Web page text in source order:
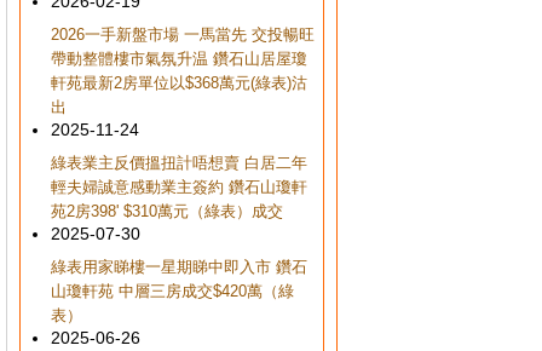
2026一手新盤市場 一馬當先 交投暢旺
帶動整體樓市氣氛升温 鑽石山居屋瓊
軒苑最新2房單位以$368萬元(綠表)沽
出
2025-11-24
綠表業主反價搵扭計唔想賣 白居二年
輕夫婦誠意感動業主簽約 鑽石山瓊軒
苑2房398' $310萬元（綠表）成交
2025-07-30
綠表用家睇樓一星期睇中即入市 鑽石
山瓊軒苑 中層三房成交$420萬（綠
表）
2025-06-26